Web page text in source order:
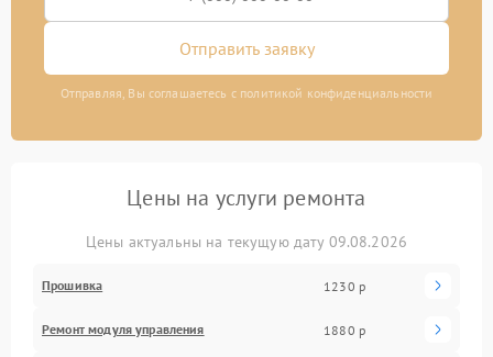
Отправить заявку
Отправляя, Вы соглашаетесь с политикой конфиденциальности
Цены на услуги ремонта
Цены актуальны на текущую дату 09.08.2026
Прошивка 1230 р
Ремонт модуля управления 1880 р